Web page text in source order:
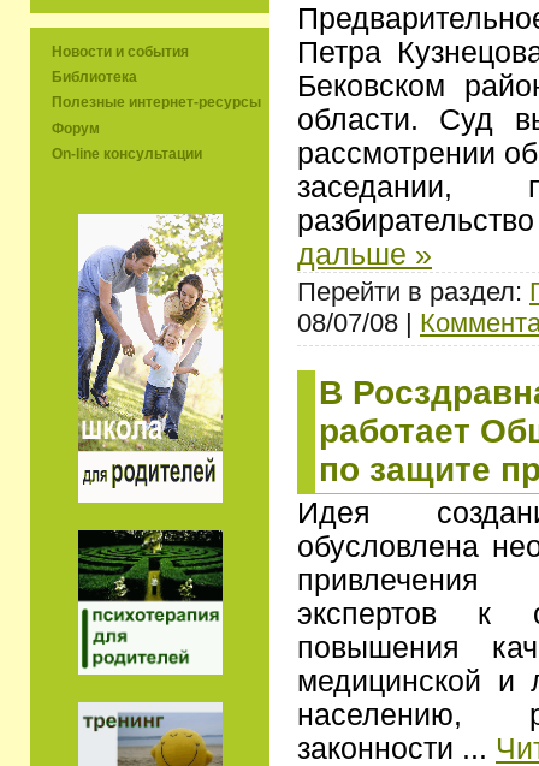
Новости и события
Библиотека
Полезные интернет-ресурсы
Форум
On-line консультации
Петра
Бековском
области. Суд
рассмотрении
заседании,
дальше »
Перейти в раздел:
08/07/08 |
В
работает
по защите
Идея
обусловлена
экспертов к
повышения
медицинской и
населению,
законности ...